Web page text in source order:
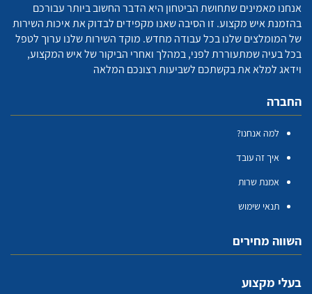
אנחנו מאמינים שתחושת הביטחון היא הדבר החשוב ביותר עבורכם
בהזמנת איש מקצוע. זו הסיבה שאנו מקפידים לבדוק את איכות השירות
של המומלצים שלנו בכל עבודה מחדש. מוקד השירות שלנו ערוך לטפל
בכל בעיה שמתעוררת לפני, במהלך ואחרי הביקור של איש המקצוע,
וידאג למלא את בקשתכם לשביעות רצונכם המלאה
החברה
למה אנחנו?
איך זה עובד
אמנת שרות
תנאי שימוש
השווה מחירים
בעלי מקצוע